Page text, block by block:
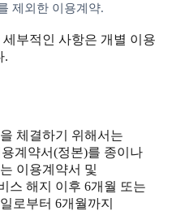
제외한 이용계약.
부적인 사항은 개별 이용
.
체결하기 위해서는
계약서(정본)를 종이나
이용계약서 및
스 해지 이후 6개월 또는
로부터 6개월까지